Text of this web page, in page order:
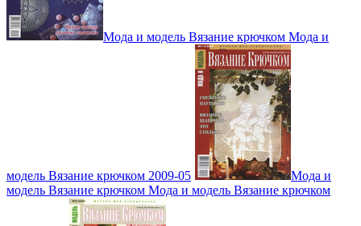
Мода и модель Вязание крючком Мода и
модель Вязание крючком 2009-05
Мода и
модель Вязание крючком Мода и модель Вязание крючком